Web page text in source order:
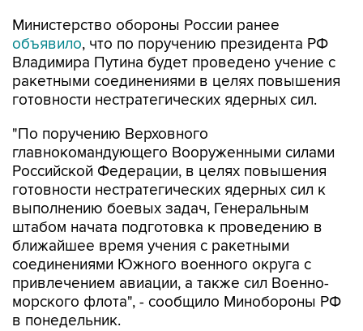
Министерство обороны России ранее
объявило, что по поручению президента РФ
Владимира Путина будет проведено учение с
ракетными соединениями в целях повышения
готовности нестратегических ядерных сил.
"По поручению Верховного
главнокомандующего Вооруженными силами
Российской Федерации, в целях повышения
готовности нестратегических ядерных сил к
выполнению боевых задач, Генеральным
штабом начата подготовка к проведению в
ближайшее время учения с ракетными
соединениями Южного военного округа с
привлечением авиации, а также сил Военно-
морского флота", - сообщило Минобороны РФ
в понедельник.